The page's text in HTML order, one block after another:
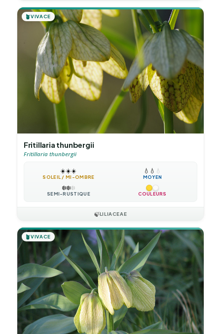
🪴VIVACE
Fritillaria thunbergii
Fritillaria thunbergii
☀️☀️☀️
SOLEIL / MI-OMBRE
💧 💧 💧
MOYEN
❄️❄️❄️
SEMI-RUSTIQUE COULEURS
🍃LILIACEAE
🪴VIVACE